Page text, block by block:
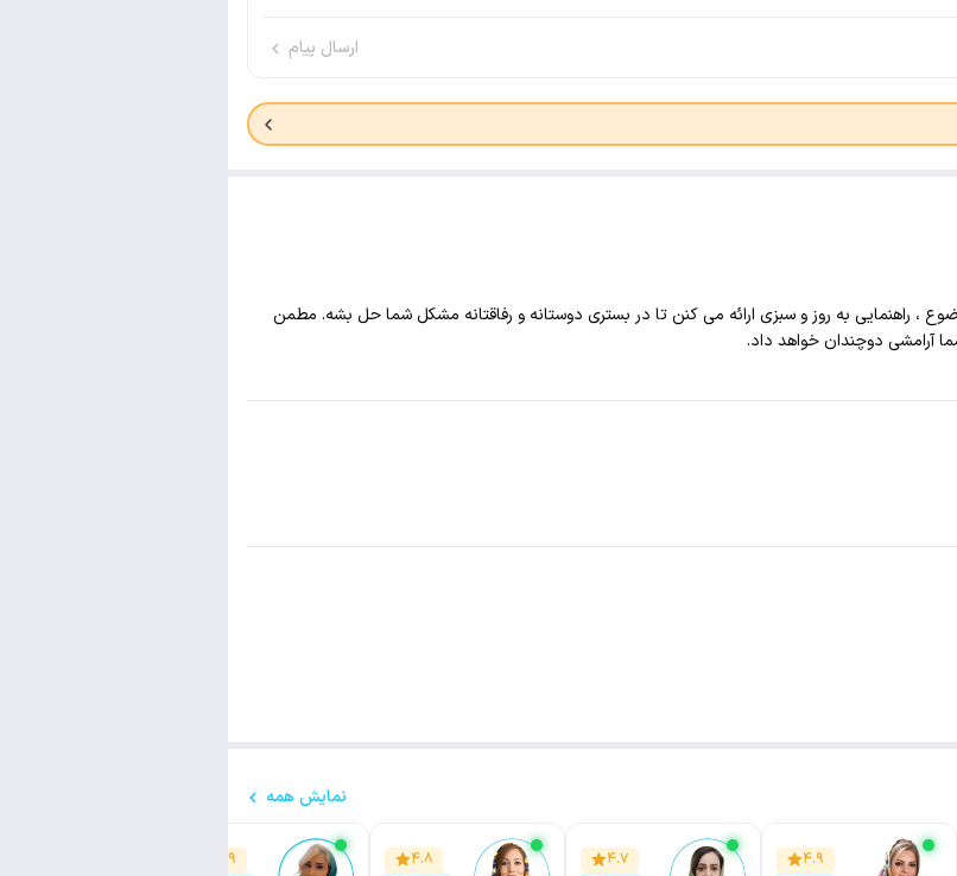
ارسال پیام
راهنمایی به روز و سبزی ارائه می کنن تا در بستری دوستانه و رفاقتانه مشکل شما حل بشه. مطمن
آرامشی دوچندان خواهد داد.
نمایش همه
۴.۹
۴.۷
۴.۸
۴.۹